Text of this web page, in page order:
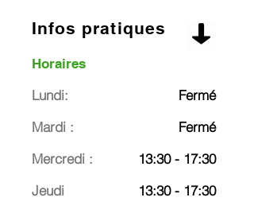
Infos pratiques
Horaires
Lundi:
Mardi :
Mercredi :
Jeudi
Fermé
Fermé
13:30 - 17:30
13:30 - 17:30